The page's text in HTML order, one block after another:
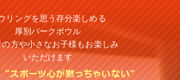
リングを思う存分楽しめる
厚別パークボウル
の方や小さなお子様もお楽しみ
いただけます